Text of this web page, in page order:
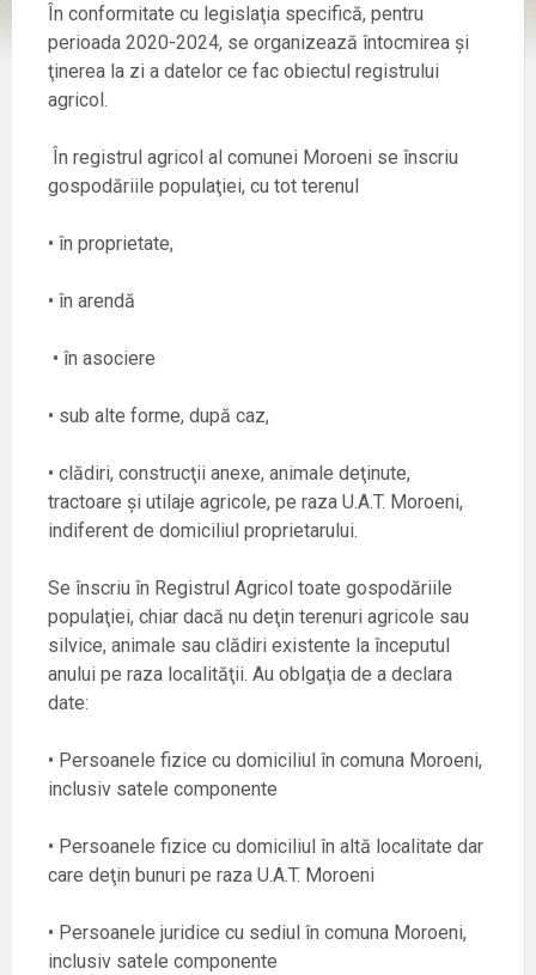
În conformitate cu legislaţia specifică, pentru
perioada 2020-2024, se organizează întocmirea şi
ţinerea la zi a datelor ce fac obiectul registrului
agricol.
În registrul agricol al comunei Moroeni se înscriu
gospodăriile populaţiei, cu tot terenul
• în proprietate,
• în arendă
• în asociere
• sub alte forme, după caz,
• clădiri, construcţii anexe, animale deţinute,
tractoare şi utilaje agricole, pe raza U.A.T. Moroeni,
indiferent de domiciliul proprietarului.
Se înscriu în Registrul Agricol toate gospodăriile
populaţiei, chiar dacă nu deţin terenuri agricole sau
silvice, animale sau clădiri existente la începutul
anului pe raza localităţii. Au oblgaţia de a declara
date:
• Persoanele fizice cu domiciliul în comuna Moroeni,
inclusiv satele componente
• Persoanele fizice cu domiciliul în altă localitate dar
care deţin bunuri pe raza U.A.T. Moroeni
• Persoanele juridice cu sediul în comuna Moroeni,
inclusiv satele componente